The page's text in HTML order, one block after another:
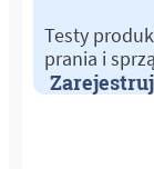
Testy
prania i